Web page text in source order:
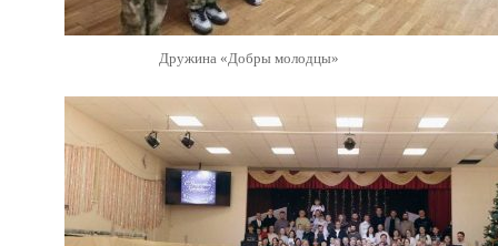
Дружина «Добры молодцы»